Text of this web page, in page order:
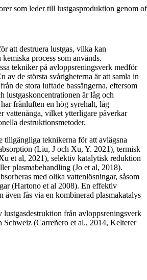
som leder till lustgasproduktion genom
att destruera lustgas, vilka kan
process som används.
tekniker på avloppsreningsverk medför
av de största svårigheterna är att samla in
de stora luftade bassängerna, eftersom
lustgaskoncentrationen är låg och
frånluften en hög syrehalt, låg
vattenånga, vilket ytterligare påverkar
destruktionsmetoder.
tillgängliga teknikerna för att avlägsna
(Liu, J och Xu, Y. 2021), termisk
et al, 2021), selektiv katalytisk reduktion
plasmabehandling (Jo et al, 2018).
med olika vattenlösningar, såsom
(Hartono et al 2008). En effektiv
även fås via en kombinerad plasmakatalys
lustgasdestruktion från avloppsreningsverk
(Carreñero et al., 2014, Kelterer